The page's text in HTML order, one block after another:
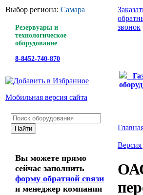
Выбор региона: Самара
Резервуары и
технологическое
оборудование
8-8452-740-870
Мобильная версия сайта
звонок
Вы можете прямо
сейчас заполнить
форму обратной связи
и менеджер компании
Версия